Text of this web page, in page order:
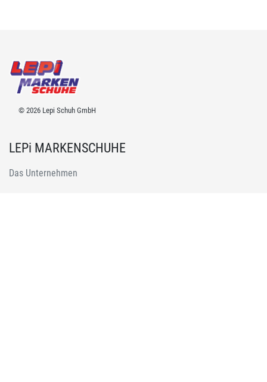
© 2026 Lepi Schuh GmbH
LEPi MARKENSCHUHE
Das Unternehmen